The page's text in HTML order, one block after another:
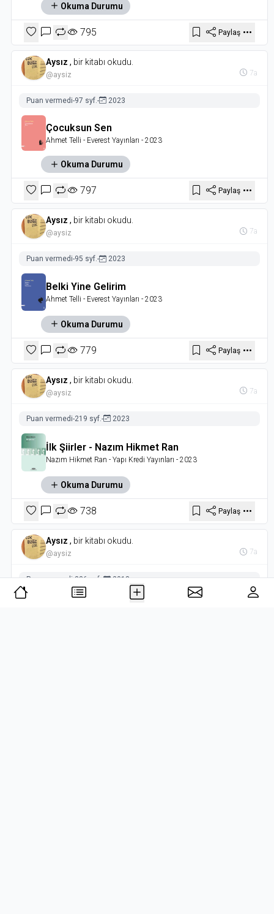
Okuma Durumu
795 Paylaş
Aysız , bir kitabı okudu.
@aysiz 7a
Puan vermedi-97 syf.- 2023
Çocuksun Sen
Ahmet Telli - Everest Yayınları - 2023
Okuma Durumu
797 Paylaş
Aysız , bir kitabı okudu.
@aysiz 7a
Puan vermedi-95 syf.- 2023
Belki Yine Gelirim
Ahmet Telli - Everest Yayınları - 2023
Okuma Durumu
779 Paylaş
Aysız , bir kitabı okudu.
@aysiz 7a
Puan vermedi-219 syf.- 2023
İlk Şiirler - Nazım Hikmet Ran
Nazım Hikmet Ran - Yapı Kredi Yayınları - 2023
Okuma Durumu
738 Paylaş
Aysız , bir kitabı okudu.
@aysiz 7a
Puan vermedi-336 syf.- 2018